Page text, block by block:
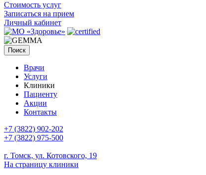
Стоимость услуг
Записаться на прием
Личный кабинет
Поиск
Врачи
Услуги
Клиники
Пациенту
Акции
Контакты
+7 (3822) 902-202
+7 (3822) 975-500
г. Томск, ул. Котовского, 19
На страницу клиники